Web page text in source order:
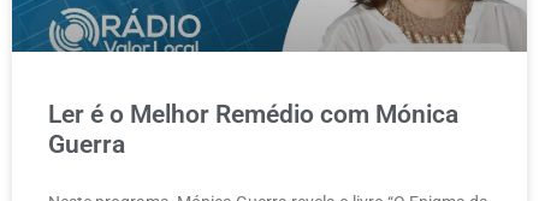
Ler é o Melhor Remédio com Mónica
Guerra